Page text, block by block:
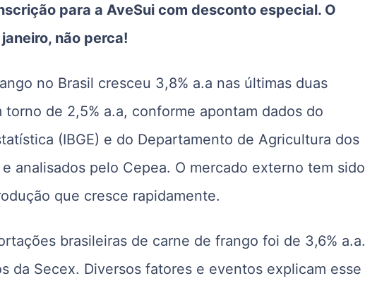
para a AveSui com desconto especial. O
não perca!
no Brasil cresceu 3,8% a.a nas últimas duas
de 2,5% a.a, conforme apontam dados do
(IBGE) e do Departamento de Agricultura dos
analisados pelo Cepea. O mercado externo tem sido
que cresce rapidamente.
brasileiras de carne de frango foi de 3,6% a.a.
da Secex. Diversos fatores e eventos explicam esse